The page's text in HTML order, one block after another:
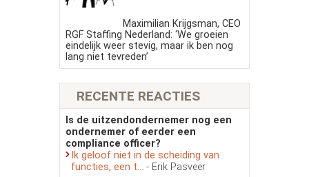
Maximilian Krijgsman, CEO
RGF Staffing Nederland: ‘We groeien
eindelijk weer stevig, maar ik ben nog
lang niet tevreden’
RECENTE REACTIES
Is de uitzendondernemer nog een
ondernemer of eerder een
compliance officer?
Ik geloof niet in de scheiding van
functies, een t... - Erik Pasveer